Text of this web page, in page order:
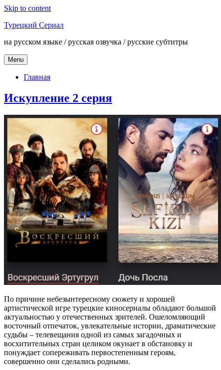
Skip to content
Турецкий Сериал
на русском языке / русская озвучка / русские субтитры
Menu
Главная
Искупление 2 серия
По причине небезынтересному сюжету и хорошей
артистической игре турецкие киносериалы обладают большой
актуальностью у отечественных зрителей. Ошеломляющий
восточный отпечаток, увлекательные истории, драматические
судьбы – телевещания одной из самых загадочных и
восхитительных стран целиком окунает в обстановку и
понуждает сопереживать первостепенным героям,
совершенно они сделались родными.